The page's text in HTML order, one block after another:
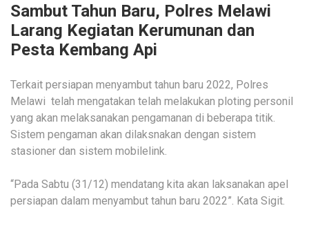
Sambut Tahun Baru, Polres Melawi
Larang Kegiatan Kerumunan dan
Pesta Kembang Api
Terkait persiapan menyambut tahun baru 2022, Polres
Melawi telah mengatakan telah melakukan ploting personil
yang akan melaksanakan pengamanan di beberapa titik.
Sistem pengaman akan dilaksnakan dengan sistem
stasioner dan sistem mobilelink.
“Pada Sabtu (31/12) mendatang kita akan laksanakan apel
persiapan dalam menyambut tahun baru 2022”. Kata Sigit.